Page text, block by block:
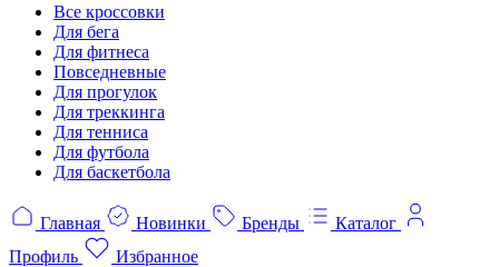
Все кроссовки
Для бега
Для фитнеса
Повседневные
Для прогулок
Для треккинга
Для тенниса
Для футбола
Для баскетбола
Главная Новинки Бренды
Каталог
Профиль
Избранное